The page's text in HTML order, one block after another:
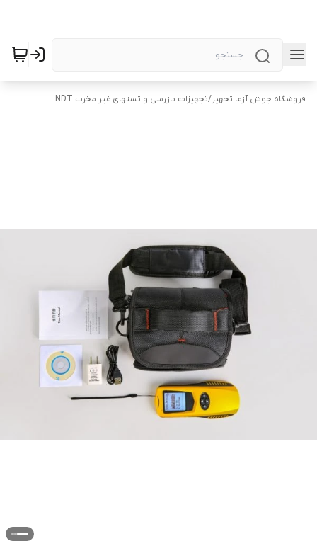
فروشگاه جوش آزما تجهیز/تجهیزات بازرسی و تستهای غیر مخرب NDT